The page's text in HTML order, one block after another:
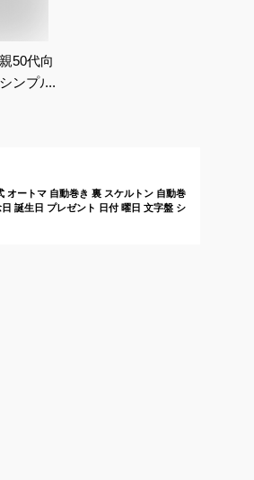
50代向
ンプルで
オートマ 自動巻き 裏 スケルトン 自動巻
誕生日 プレゼント 日付 曜日 文字盤 シ